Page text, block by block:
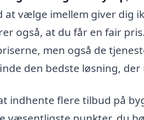
vælge imellem giver dig
også, at du får en fair
men også de
den bedste løsning,
indhente flere tilbud på